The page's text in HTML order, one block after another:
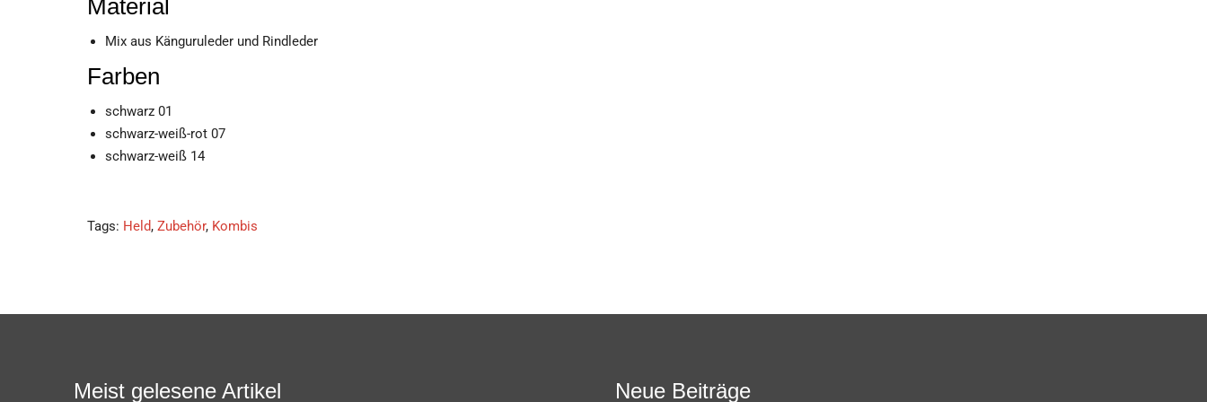
Material
Mix aus Känguruleder und Rindleder
Farben
schwarz 01
schwarz-weiß-rot 07
schwarz-weiß 14
Tags: Held, Zubehör, Kombis
Meist gelesene Artikel Neue Beiträge